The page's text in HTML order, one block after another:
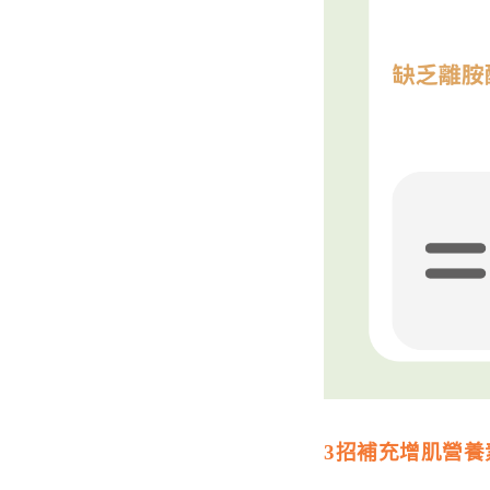
3招補充增肌營養